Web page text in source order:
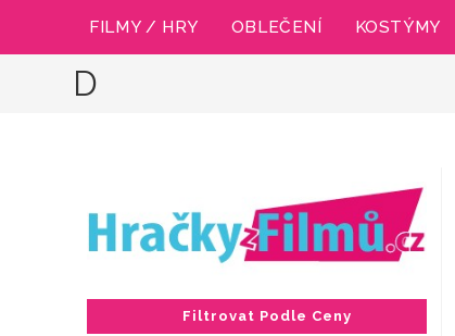
FILMY / HRY OBLEČENÍ KOSTÝMY
D
Filtrovat Podle Ceny